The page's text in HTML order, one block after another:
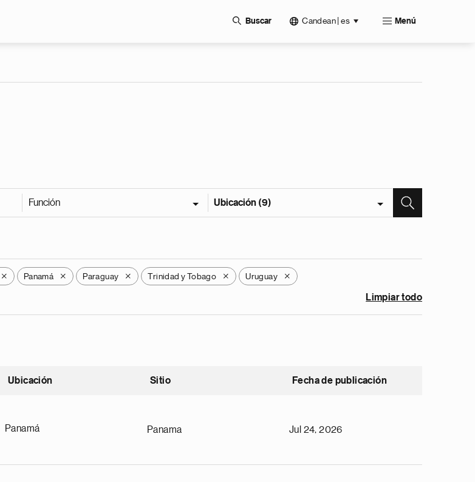
Buscar Candean | es Menú
Función Ubicación (9)
X Panamá X Paraguay X Trinidad y Tobago X Uruguay X
Limpiar todo
Ubicación Sitio Fecha de publicación
Panamá Panama Jul 24, 2026